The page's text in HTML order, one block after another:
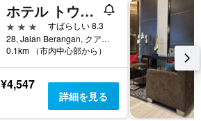
ホテル トウェンティ 8B
3つ星
すばらしい 8.3
28, Jalan Berangan, クアラルンプール, マレーシア
0.1km （市内中心部から）
¥4,547
詳細を見る